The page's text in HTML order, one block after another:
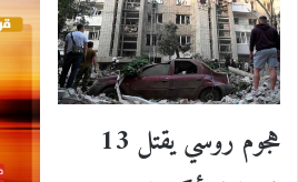
هجوم روسي يقتل 13